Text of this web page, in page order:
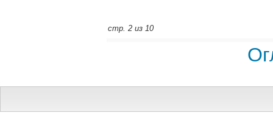
стр. 2 из 10